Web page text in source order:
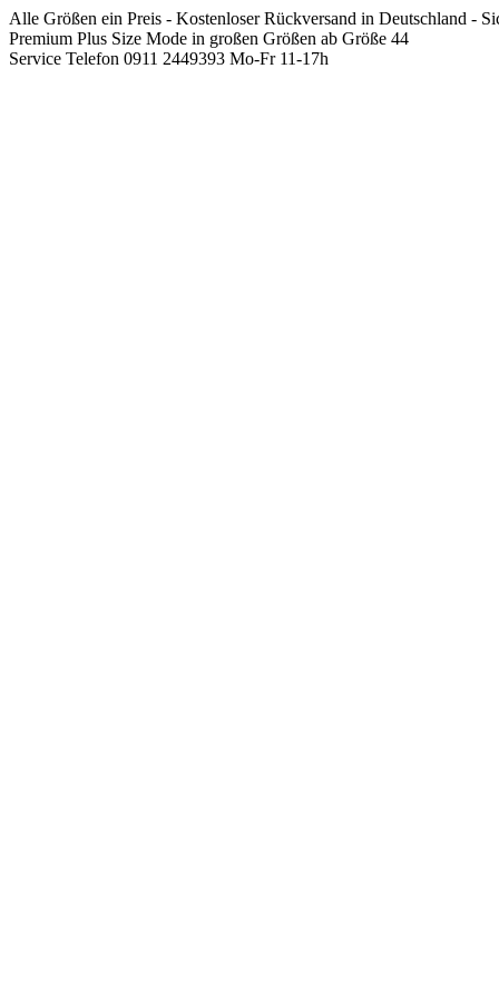
Springen
Sie
zum
Alle Größen ein Preis - Kostenloser Rückversand in Deutschland -
Premium Plus Size Mode in großen Größen ab Größe 44
Service Telefon 0911 2449393 Mo-Fr 11-17h